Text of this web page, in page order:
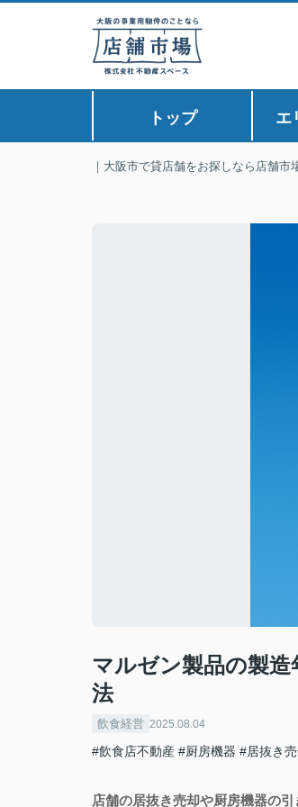
トップ エ
｜大阪市で貸店舗をお探しなら店舗市
マルゼン製品の製
法
飲食経営 2025.08.04
#飲食店不動産 #厨房機器 #居抜き
店舗の居抜き売却や厨房機器の